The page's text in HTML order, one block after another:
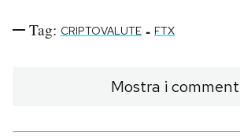
Tag: CRIPTOVALUTE - FTX
Mostra i